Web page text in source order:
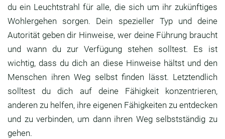
du ein Leuchtstrahl für alle, die sich um ihr zukünftiges
Wohlergehen sorgen. Dein spezieller Typ und deine
Autorität geben dir Hinweise, wer deine Führung braucht
und wann du zur Verfügung stehen solltest. Es ist
wichtig, dass du dich an diese Hinweise hältst und den
Menschen ihren Weg selbst finden lässt. Letztendlich
solltest du dich auf deine Fähigkeit konzentrieren,
anderen zu helfen, ihre eigenen Fähigkeiten zu entdecken
und zu verbinden, um dann ihren Weg selbstständig zu
gehen.